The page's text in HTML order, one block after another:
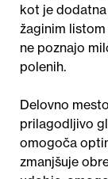
kot je
žaginim listom
ne poznajo
polenih.
Delovno
prilagodljivo
omogoča
zmanjšuje